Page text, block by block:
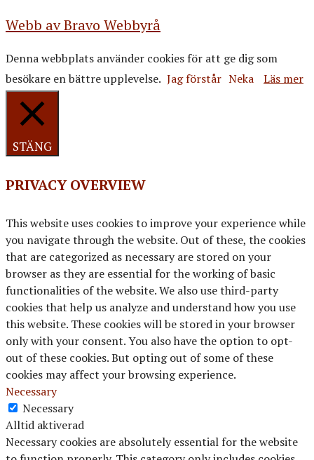
Webb av Bravo Webbyrå
Denna webbplats använder cookies för att ge dig som
besökare en bättre upplevelse. Jag förstår Neka Läs mer
STÄNG
PRIVACY OVERVIEW
This website uses cookies to improve your experience while
you navigate through the website. Out of these, the cookies
that are categorized as necessary are stored on your
browser as they are essential for the working of basic
functionalities of the website. We also use third-party
cookies that help us analyze and understand how you use
this website. These cookies will be stored in your browser
only with your consent. You also have the option to opt-
out of these cookies. But opting out of some of these
cookies may affect your browsing experience.
Necessary
Necessary
Alltid aktiverad
Necessary cookies are absolutely essential for the website